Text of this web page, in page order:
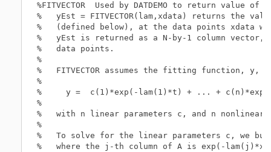
%FITVECTOR  Used by DATDEMO to return value
%   yEst = FITVECTOR(lam,xdata) returns the
%   (defined below), at the data points xdata
%   yEst is returned as a N-by-1 column vector,
%   data points.
%
%   FITVECTOR assumes the fitting function, y,
%
%     y =  c(1)*exp(-lam(1)*t) + ... +
%
%   with n linear parameters c, and n nonlinear
%
%   To solve for the linear parameters c, we
%   where the j-th column of A is exp(-